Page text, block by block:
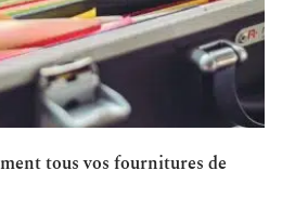
tous vos fournitures de